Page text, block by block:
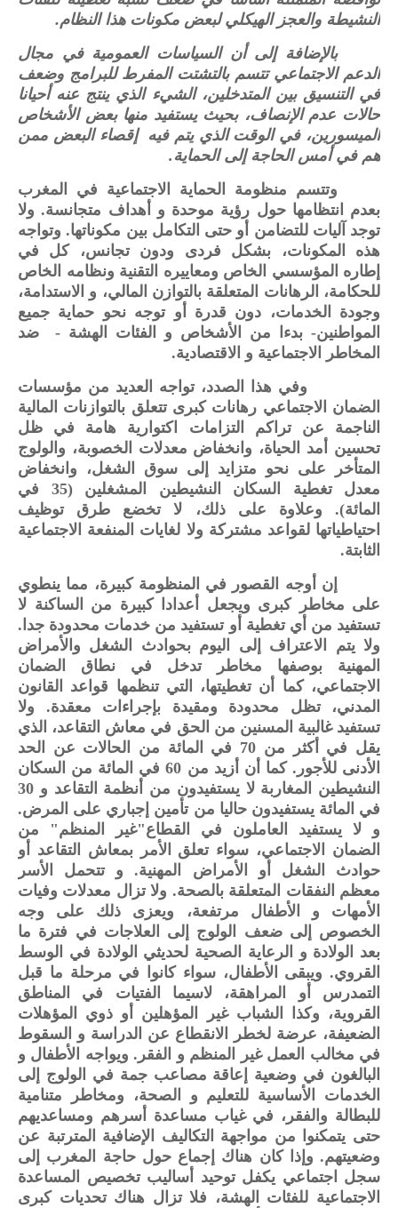
النشيطة والعجز الهيكلي لبعض مكونات هذا النظام.
بالإضافة إلى أن السياسات العمومية في مجال
الدعم الاجتماعي تتسم بالتشتت المفرط للبرامج وضعف
في التنسيق بين المتدخلين، الشيء الذي ينتج عنه أحيانا
حالات عدم الإنصاف، بحيث يستفيد منها بعض الأشخاص
الميسورين، في الوقت الذي يتم فيه إقصاء البعض ممن
هم في أمس الحاجة إلى الحماية.
وتتسم منظومة الحماية الاجتماعية في المغرب
بعدم انتظامها حول رؤية موحدة و أهداف متجانسة. ولا
توجد آليات للتضامن أو حتى التكامل بين مكوناتها. وتواجه
هذه المكونات، بشكل فردى ودون تجانس، كل في
إطاره المؤسسي الخاص ومعاييره التقنية ونظامه الخاص
للحكامة، الرهانات المتعلقة بالتوازن المالي، و الاستدامة،
وجودة الخدمات، دون قدرة أو توجه نحو حماية جميع
المواطنين- بدءا من الأشخاص و الفئات الهشة - ضد
المخاطر الاجتماعية و الاقتصادية.
وفي هذا الصدد، تواجه العديد من مؤسسات
الضمان الاجتماعي رهانات كبرى تتعلق بالتوازنات المالية
الناجمة عن تراكم التزامات اكتوارية هامة في ظل
تحسين أمد الحياة، وانخفاض معدلات الخصوبة، والولوج
المتأخر على نحو متزايد إلى سوق الشغل، وانخفاض
معدل تغطية السكان النشيطين المشغلين (35 في
المائة). وعلاوة على ذلك، لا تخضع طرق توظيف
احتياطياتها لقواعد مشتركة ولا لغايات المنفعة الاجتماعية
الثابتة.
إن أوجه القصور في المنظومة كبيرة، مما ينطوي
على مخاطر كبرى ويجعل أعدادا كبيرة من الساكنة لا
تستفيد من أي تغطية أو تستفيد من خدمات محدودة جدا.
ولا يتم الاعتراف إلى اليوم بحوادث الشغل والأمراض
المهنية بوصفها مخاطر تدخل في نطاق الضمان
الاجتماعي، كما أن تغطيتها، التي تنظمها قواعد القانون
المدني، تظل محدودة ومقيدة بإجراءات معقدة. ولا
تستفيد غالبية المسنين من الحق في معاش التقاعد، الذي
يقل في أكثر من 70 في المائة من الحالات عن الحد
الأدنى للأجور. كما أن أزيد من 60 في المائة من السكان
النشيطين المغاربة لا يستفيدون من أنظمة التقاعد و 30
في المائة يستفيدون حاليا من تأمين إجباري على المرض.
و لا يستفيد العاملون في القطاع"غير المنظم" من
الضمان الاجتماعي، سواء تعلق الأمر بمعاش التقاعد أو
حوادث الشغل أو الأمراض المهنية. و تتحمل الأسر
معظم النفقات المتعلقة بالصحة. ولا تزال معدلات وفيات
الأمهات و الأطفال مرتفعة، ويعزى ذلك على وجه
الخصوص إلى ضعف الولوج إلى العلاجات في فترة ما
بعد الولادة و الرعاية الصحية لحديثي الولادة في الوسط
القروي. ويبقى الأطفال، سواء كانوا في مرحلة ما قبل
التمدرس أو المراهقة، لاسيما الفتيات في المناطق
القروية، وكذا الشباب غير المؤهلين أو ذوي المؤهلات
الضعيفة، عرضة لخطر الانقطاع عن الدراسة و السقوط
في مخالب العمل غير المنظم و الفقر. ويواجه الأطفال و
البالغون في وضعية إعاقة مصاعب جمة في الولوج إلى
الخدمات الأساسية للتعليم و الصحة، ومخاطر متنامية
للبطالة والفقر، في غياب مساعدة أسرهم ومساعديهم
حتى يتمكنوا من مواجهة التكاليف الإضافية المترتبة عن
وضعيتهم. وإذا كان هناك إجماع حول حاجة المغرب إلى
سجل اجتماعي يكفل توحيد أساليب تخصيص المساعدة
الاجتماعية للفئات الهشة، فلا تزال هناك تحديات كبرى